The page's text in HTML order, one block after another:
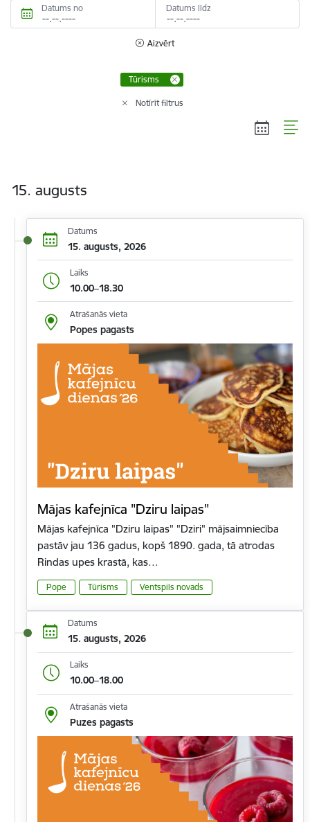
Datums no Datums līdz
Aizvērt
Tūrisms
Notīrīt filtrus
15. augusts
Datums
15. augusts, 2026
Laiks
10.00–18.30
Atrašanās vieta
Popes pagasts
Mājas kafejnīca "Dziru laipas"
Mājas kafejnīca "Dziru laipas" "Dziri" mājsaimniecība
pastāv jau 136 gadus, kopš 1890. gada, tā atrodas
Rindas upes krastā, kas…
Pope Tūrisms Ventspils novads
Datums
15. augusts, 2026
Laiks
10.00–18.00
Atrašanās vieta
Puzes pagasts